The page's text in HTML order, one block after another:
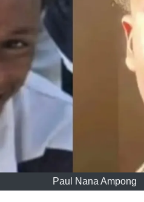
Paul Nana Ampong